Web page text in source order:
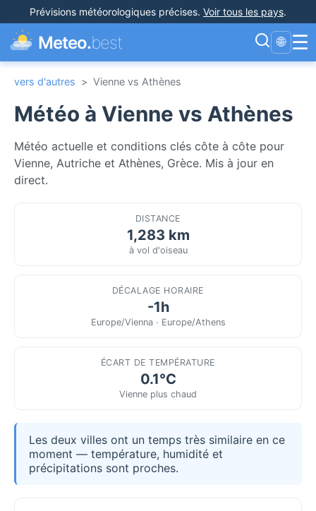
Prévisions météorologiques précises. Voir tous les pays.
Meteo.best 🌐 ☰
vers d'autres > Vienne vs Athènes
Météo à Vienne vs Athènes
Météo actuelle et conditions clés côte à côte pour
Vienne, Autriche et Athènes, Grèce. Mis à jour en
direct.
DISTANCE
1,283 km
à vol d'oiseau
DÉCALAGE HORAIRE
-1h
Europe/Vienna · Europe/Athens
ÉCART DE TEMPÉRATURE
0.1°C
Vienne plus chaud
Les deux villes ont un temps très similaire en ce
moment — température, humidité et
précipitations sont proches.